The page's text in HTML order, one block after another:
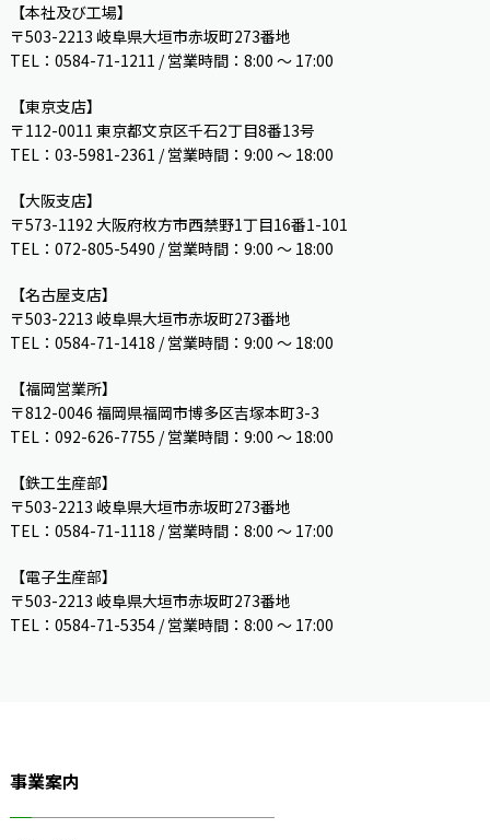
【本社及び工場】
〒503-2213 岐阜県大垣市赤坂町273番地
TEL：0584-71-1211 / 営業時間：8:00 ～ 17:00
【東京支店】
〒112-0011 東京都文京区千石2丁目8番13号
TEL：03-5981-2361 / 営業時間：9:00 〜 18:00
【大阪支店】
〒573-1192 大阪府枚方市西禁野1丁目16番1-101
TEL：072-805-5490 / 営業時間：9:00 ～ 18:00
【名古屋支店】
〒503-2213 岐阜県大垣市赤坂町273番地
TEL：0584-71-1418 / 営業時間：9:00 ～ 18:00
【福岡営業所】
〒812-0046 福岡県福岡市博多区吉塚本町3-3
TEL：092-626-7755 / 営業時間：9:00 〜 18:00
【鉄工生産部】
〒503-2213 岐阜県大垣市赤坂町273番地
TEL：0584-71-1118 / 営業時間：8:00 ～ 17:00
【電子生産部】
〒503-2213 岐阜県大垣市赤坂町273番地
TEL：0584-71-5354 / 営業時間：8:00 〜 17:00
事業案内